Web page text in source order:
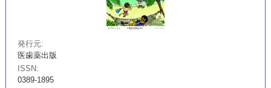
発行元
医歯薬出版
ISSN
0389-1895